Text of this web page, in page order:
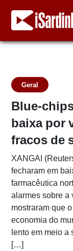
Geral
Blue-
baixa por
fracos de
XANGAI
fecharam em
farmacêutica
alarmes sobre a
mostraram que
economia do
lento em meio a
[…]